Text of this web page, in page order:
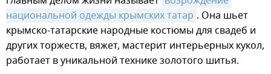
национальной одежды крымских татар . Она шьет
крымско-татарские народные костюмы для свадеб и
других торжеств, вяжет, мастерит интерьерных кукол,
работает в уникальной технике золотого шитья.